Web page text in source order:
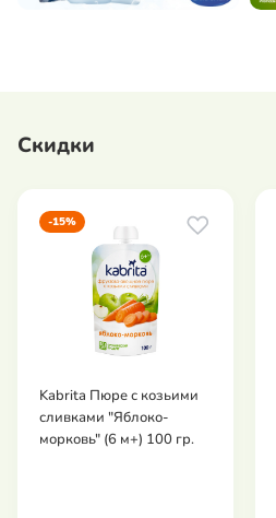
Скидки
-15%
Kabrita Пюре с козьими
сливками "Яблоко-
морковь" (6 м+) 100 гр.